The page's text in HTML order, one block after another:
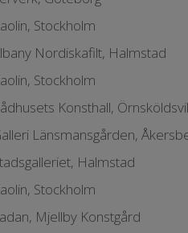
Stockholm
Nordiskafilt, Halmstad
Stockholm
Konsthall,
Länsmansgården,
Halmstad
Stockholm
Mjellby Konstgård